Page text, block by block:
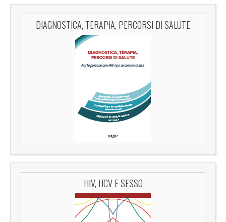
DIAGNOSTICA, TERAPIA, PERCORSI DI SALUTE
HIV, HCV E SESSO